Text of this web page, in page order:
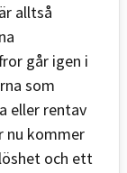
alltså
går igen i
som
eller rentav
nu kommer
och ett